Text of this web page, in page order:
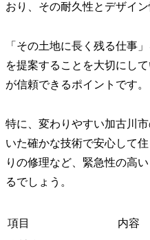
おり、その耐久性とデザイ
「その土地に長く残る仕事
を提案することを大切にし
が信頼できるポイントです。
特に、変わりやすい加古川
いた確かな技術で安心して
りの修理など、緊急性の高
るでしょう。
項目
内容